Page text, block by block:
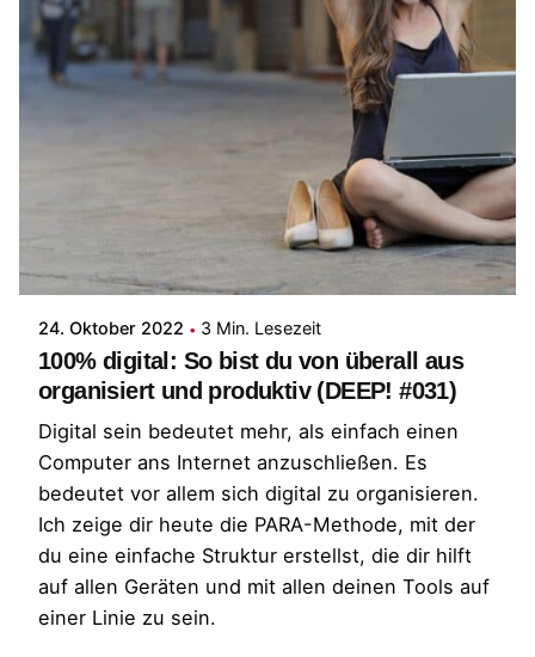
24. Oktober 2022 3 Min. Lesezeit
100% digital: So bist du von überall aus
organisiert und produktiv (DEEP! #031)
Digital sein bedeutet mehr, als einfach einen
Computer ans Internet anzuschließen. Es
bedeutet vor allem sich digital zu organisieren.
Ich zeige dir heute die PARA-Methode, mit der
du eine einfache Struktur erstellst, die dir hilft
auf allen Geräten und mit allen deinen Tools auf
einer Linie zu sein.